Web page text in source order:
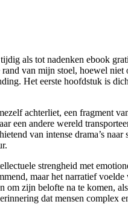
als tot nadenken ebook
van mijn stoel, hoewel
Het eerste hoofdstuk is
achterliet, een fragment
een andere wereld
van intense drama’s
strengheid met
maar het narratief
zijn belofte na te komen,
dat mensen